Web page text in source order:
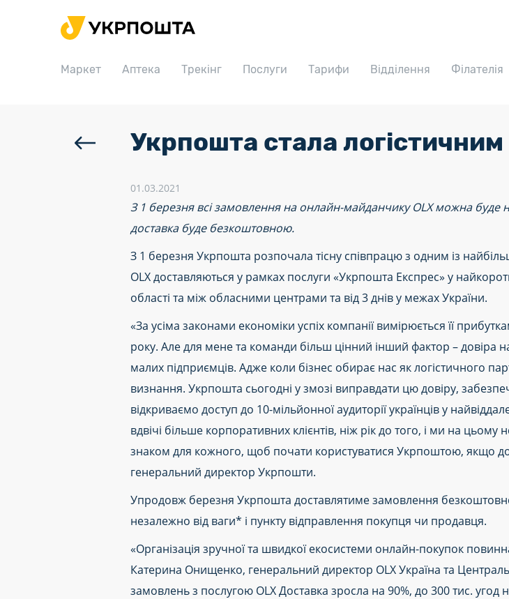
Маркет Аптека Трекінг Послуги Тарифи Відділення Філателія
Головна
Аптека
Укрпошта стала
01.03.2021
З 1 березня всі замовлення на онлайн-майданчику OLX можна
доставка буде безкоштовною.
З 1 березня Укрпошта розпочала тісну співпрацю з одним із
OLX доставляються у рамках послуги «Укрпошта Експрес» у
області та між обласними центрами та від 3 днів у межах України.
«За усіма законами економіки успіх компанії вимірюється її
року. Але для мене та команди більш цінний інший фактор – довіра
малих підприємців. Адже коли бізнес обирає нас як логістичного
визнання. Укрпошта сьогодні у змозі виправдати цю довіру,
відкриваємо доступ до 10-мільйонної аудиторії українців у
вдвічі більше корпоративних клієнтів, ніж рік до того, і ми на
знаком для кожного, щоб почати користуватися Укрпоштою, якщо
генеральний директор Укрпошти.
Упродовж березня Укрпошта доставлятиме замовлення безкоштовно.
незалежно від ваги* і пункту відправлення покупця чи продавця.
«Організація зручної та швидкої екосистеми онлайн-покупок
Катерина Онищенко, генеральний директор OLX Україна та
замовлень з послугою OLX Доставка зросла на 90%, до 300 тис. угод